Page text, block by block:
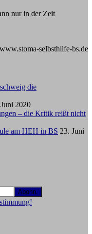
nur in der Zeit
selbsthilfe-bs.de
die
2020
– die Kritik reißt nicht
am HEH in BS 23. Juni